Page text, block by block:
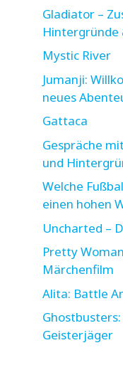
Gladiator –
Hintergründe
Mystic River
Jumanji:
neues
Gattaca
Gespräche
und
Welche
einen hohen
Uncharted –
Pretty
Märchenfilm
Alita: Battle
Geisterjäger